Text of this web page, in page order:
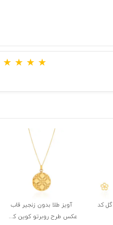
★ ★ ★ ★
کد
آویز طلا بدون زنجیر قاب
عکس طرح روبرتو کوین کد CP398